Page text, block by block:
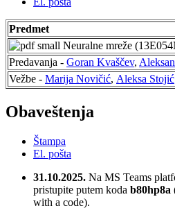
Predmet
Neuralne mreže
Predavanja - Goran Kvaščev,
Vežbe - Marija Novičić, Aleksa Stojić
Obaveštenja
Štampa
El. pošta
31.10.2025. Na MS Teams
pristupite putem koda b80hp8a
with a code).